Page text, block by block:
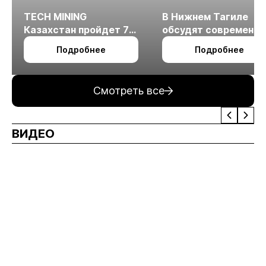
TECH MINING
Казахстан пройдет 7
октября в Алматы
Подробнее
В Нижнем Тагиле
обсудят
технологии
измельчения
Подробнее
Смотреть все
ВИДЕО